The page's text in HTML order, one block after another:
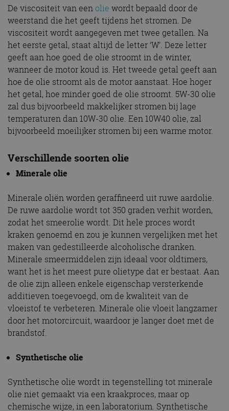
De viscositeit van eenolie wordt bepaald door de
weerstand die het geeft tijdens het stromen. De
viscositeit wordt aangegeven met twee getallen. Na
het eerste getal, staat altijd de letter ‘W’. Deze letter
geeft aan hoe goed de olie stroomt in de winter,
wanneer de motor koud is. Het tweede getal geeft aan
hoe de olie stroomt als de motor aanstaat. Hoe hoger
het getal, hoe minder goed de olie stroomt. 5W-30 olie
zal dus bijvoorbeeld makkelijker stromen bij lage
temperaturen dan 10W-30 olie. Een 10W40 olie, zal
bijvoorbeeld moeilijker stromen bij een warme motor.
Verschillende soorten olie
Minerale olie
Minerale oliën worden geraffineerd uit ruwe aardolie.
De ruwe aardolie wordt tot 350 graden verhit worden,
zodat het smeerolie wordt. Dit hele proces wordt
kraken genoemd en zou je kunnen vergelijken met het
maken van gedestilleerde alcoholische dranken.
Minerale smeermiddelen zijn ideaal voor oldtimers,
want het is het meest pure olietype dat er bestaat. Aan
de olie zijn alleen enkele eigenschap versterkende
additieven toegevoegd, om de kwaliteit van de
vloeistof te verbeteren. Minerale olie vloeit langzamer
door het motorcircuit, waardoor je langer doet met de
brandstof.
Synthetische olie
Synthetische olie wordt in tegenstelling tot minerale
olie niet gemaakt via een kraakproces, maar op
chemische wijze, in een laboratorium. Synthetische